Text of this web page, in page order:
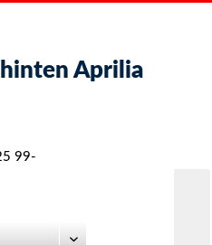
Aprilia
99-